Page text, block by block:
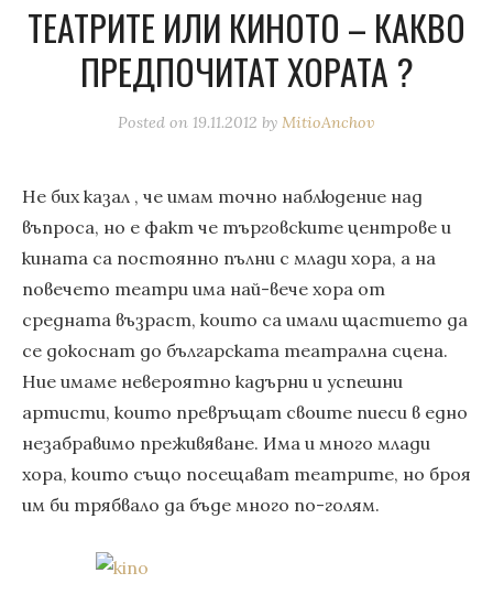
ТЕАТРИТЕ ИЛИ КИНОТО – КАКВО
ПРЕДПОЧИТАТ ХОРАТА ?
Posted on 19.11.2012 by MitioAnchov
Не бих казал , че имам точно наблюдение над
въпроса, но е факт че търговските центрове и
кината са постоянно пълни с млади хора, а на
повечето театри има най-вече хора от
средната възраст, които са имали щастието да
се докоснат до българската театрална сцена.
Ние имаме невероятно кадърни и успешни
артисти, които превръщат своите пиеси в едно
незабравимо преживяване. Има и много млади
хора, които също посещават театрите, но броя
им би трябвало да бъде много по-голям.